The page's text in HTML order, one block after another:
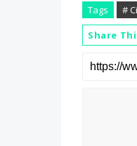
Tags #
Share